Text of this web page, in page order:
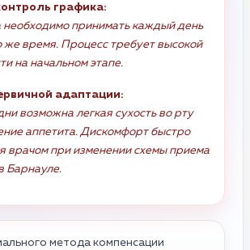
графика:
необходимо принимать каждый день
же время. Процесс требует высокой
на начальном этапе.
адаптации:
возможна легкая сухость во рту
аппетита. Дискомфорт быстро
врачом при изменении схемы приема
Барнауле.
метода компенсации